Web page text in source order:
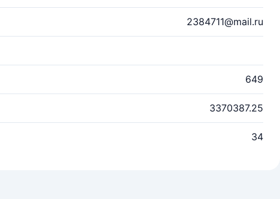
2384711@mail.ru
649
3370387.25
34